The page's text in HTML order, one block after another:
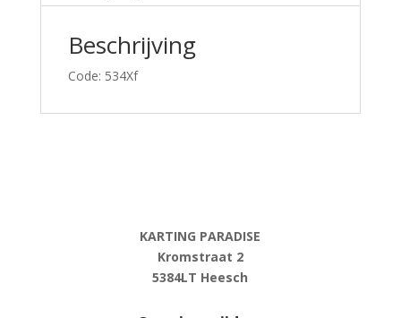
Beschrijving
Code: 534Xf
KARTING PARADISE
Kromstraat 2
5384LT Heesch